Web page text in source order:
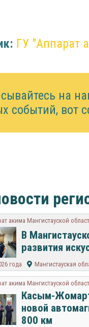
ГУ "Аппарат
на
событий, вот
акима Мангистауской
В
развития
года Мангистауская
акима Мангистауской
Касым-Жомарт
новой
800 км